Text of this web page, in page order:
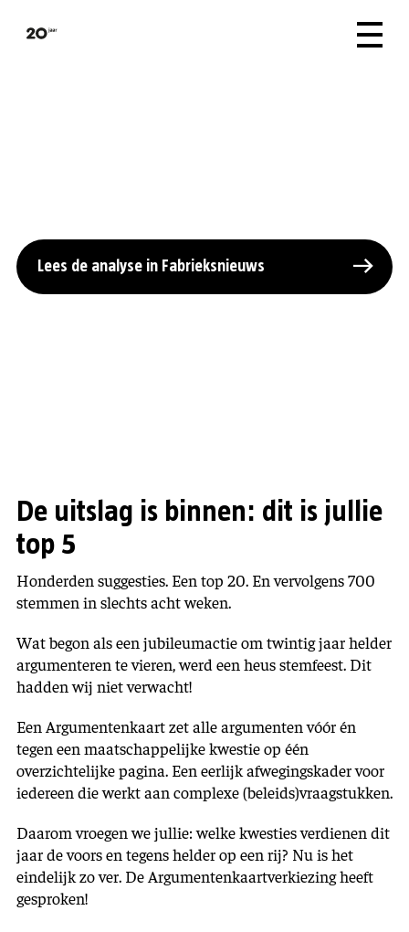
Lees de analyse in Fabrieksnieuws
De uitslag is binnen: dit is jullie
top 5
Honderden suggesties. Een top 20. En vervolgens 700
stemmen in slechts acht weken.
Wat begon als een jubileumactie om twintig jaar helder
argumenteren te vieren, werd een heus stemfeest. Dit
hadden wij niet verwacht!
Een Argumentenkaart zet alle argumenten vóór én
tegen een maatschappelijke kwestie op één
overzichtelijke pagina. Een eerlijk afwegingskader voor
iedereen die werkt aan complexe (beleids)vraagstukken.
Daarom vroegen we jullie: welke kwesties verdienen dit
jaar de voors en tegens helder op een rij? Nu is het
eindelijk zo ver. De Argumentenkaartverkiezing heeft
gesproken!